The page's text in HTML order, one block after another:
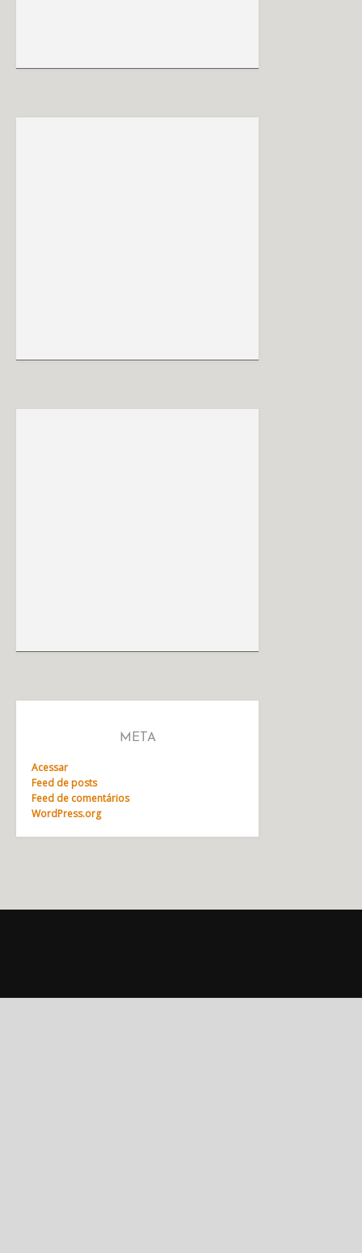
META
Acessar
Feed de posts
Feed de comentários
WordPress.org